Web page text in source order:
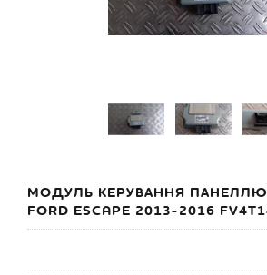
МОДУЛЬ КЕРУВАННЯ
FORD ESCAPE 2013-2016